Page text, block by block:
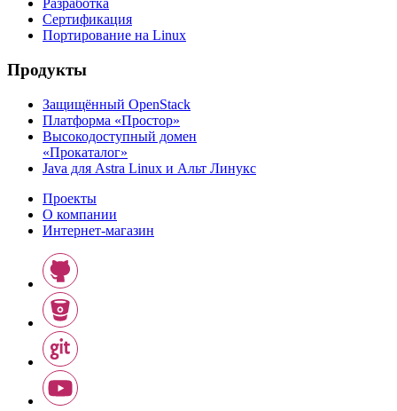
Разработка
Сертификация
Портирование на Linux
Продукты
Защищённый OpenStack
Платформа «Простор»
Высокодоступный домен
«Прокаталог»
Java для Astra Linux и Альт Линукс
Проекты
О компании
Интернет-магазин